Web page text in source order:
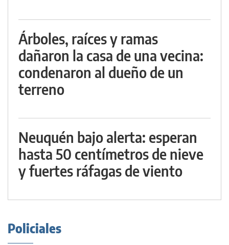
Árboles, raíces y ramas
dañaron la casa de una vecina:
condenaron al dueño de un
terreno
Neuquén bajo alerta: esperan
hasta 50 centímetros de nieve
y fuertes ráfagas de viento
Policiales